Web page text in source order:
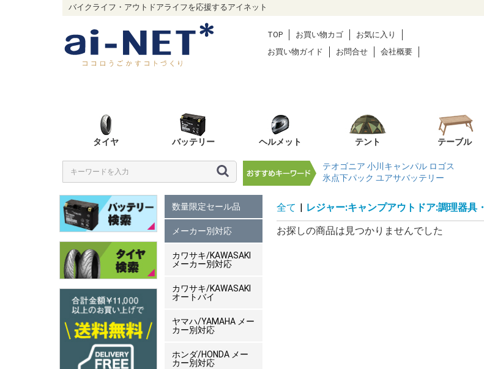
バイクライフ・アウトドアライフを応援するアイネット
TOP お買い物カゴ
お気に入り
お買い物ガイド
お問合せ 会社概要
タイヤ バッテリー ヘルメット テント テーブル
テオゴニア 小川キャンパル ロゴス
氷点下パック ユアサバッテリー
数量限定セール品
メーカー別対応
カワサキ/KAWASAKI
メーカー別対応
カワサキ/KAWASAKI
オートバイ
ヤマハ/YAMAHA メー
カー別対応
ホンダ/HONDA メー
カー別対応
全て
レジャー:キャンプアウトドア:調理器
お探しの商品は見つかりませんでした